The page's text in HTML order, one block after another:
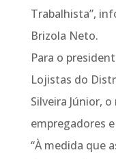
Trabalhista”,
Brizola Neto.
Para o
Lojistas do
Silveira Júnior,
empregadores
“À medida que